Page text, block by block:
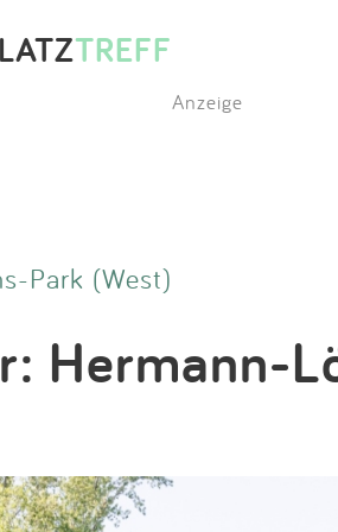
TREFF
Anzeige
Park (West)
Hermann-